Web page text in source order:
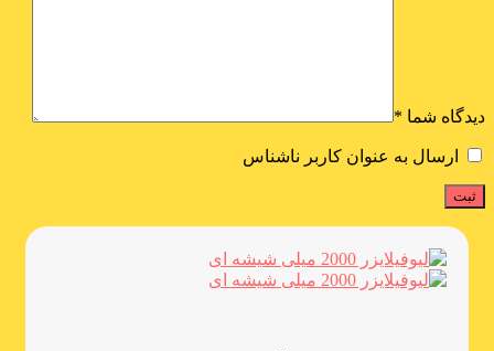
دیدگاه شما *
ارسال به عنوان کاربر ناشناس